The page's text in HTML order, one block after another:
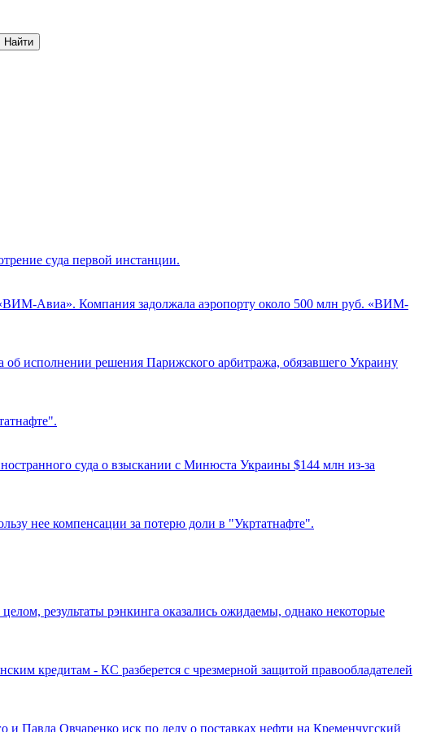
Найти
суда первой инстанции.
«ВИМ-Авиа». Компания задолжала аэропорту около 500 млн руб. «ВИМ-
исполнении решения Парижского арбитража, обязавшего Украину
суда о взыскании с Минюста Украины $144 млн из-за
нее компенсации за потерю доли в "Укртатнафте".
результаты рэнкинга оказались ожидаемы, однако некоторые
кредитам - КС разберется с чрезмерной защитой правообладателей
Павла Овчаренко иск по делу о поставках нефти на Кременчугский